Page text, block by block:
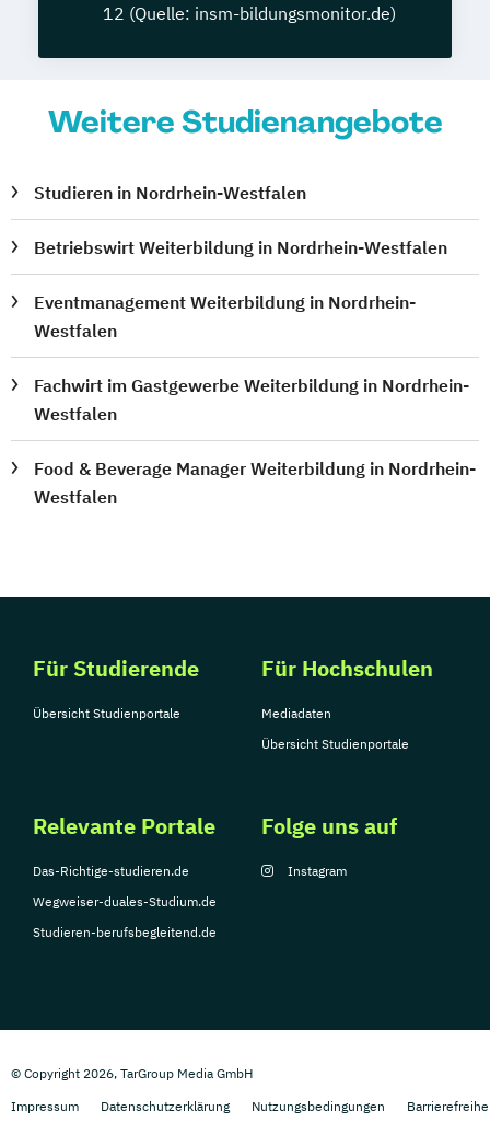
12 (Quelle: insm-bildungsmonitor.de)
Weitere Studienangebote
Studieren in Nordrhein-Westfalen
Betriebswirt Weiterbildung in Nordrhein-Westfalen
Eventmanagement Weiterbildung in Nordrhein-
Westfalen
Fachwirt im Gastgewerbe Weiterbildung in Nordrhein-
Westfalen
Food & Beverage Manager Weiterbildung in Nordrhein-
Westfalen
Für Studierende
Übersicht Studienportale
Für Hochschulen
Mediadaten
Übersicht Studienportale
Relevante Portale
Das-Richtige-studieren.de
Wegweiser-duales-Studium.de
Studieren-berufsbegleitend.de
Folge uns auf
Instagram
© Copyright 2026, TarGroup Media GmbH
Impressum
Datenschutzerklärung Nutzungsbedingungen